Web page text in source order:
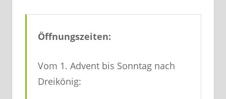
Öffnungszeiten:
Vom 1. Advent bis Sonntag nach
Dreikönig: